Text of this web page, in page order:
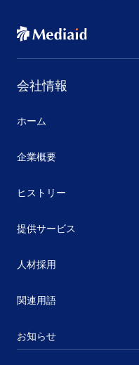
会社情報
ホーム
企業概要
ヒストリー
提供サービス
人材採用
関連用語
お知らせ